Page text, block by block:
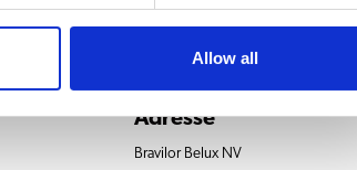
Allow all
Adresse
Bravilor Belux NV